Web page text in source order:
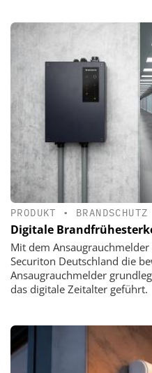
PRODUKT • BRANDSCHUTZ
Digitale
Mit dem
Securiton Deutschland die
Ansaugrauchmelder
das digitale Zeitalter geführt.